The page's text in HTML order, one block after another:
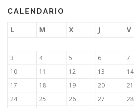
CALENDARIO
L M X J V
3
4 5 6 7
10
11 12 13 14
17
18 19 20 21
24
25 26 27 28